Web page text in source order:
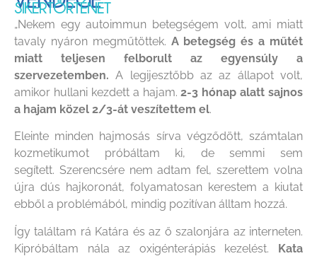
SIKERTÖRTÉNET
„Nekem egy autoimmun betegségem volt, ami miatt
tavaly nyáron megműtöttek. A betegség és a műtét
miatt teljesen felborult az egyensúly a
szervezetemben. A legijesztőbb az az állapot volt,
amikor hullani kezdett a hajam. 2-3 hónap alatt sajnos
a hajam közel 2/3-át veszítettem el.
Eleinte minden hajmosás sírva végződött, számtalan
kozmetikumot próbáltam ki, de semmi sem
segített. Szerencsére nem adtam fel, szerettem volna
újra dús hajkoronát, folyamatosan kerestem a kiutat
ebből a problémából, mindig pozitívan álltam hozzá.
Így találtam rá Katára és az ő szalonjára az interneten.
Kipróbáltam nála az oxigénterápiás kezelést. Kata